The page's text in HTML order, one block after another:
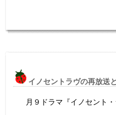
イノセントラヴの再放送
月９ドラマ『イノセント